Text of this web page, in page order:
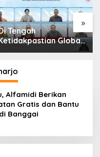
»
Menguat, Jumlah
Pasar Modal
30 Juta per
Alfamidi Berikan
Gratis dan Bantu
Banggai